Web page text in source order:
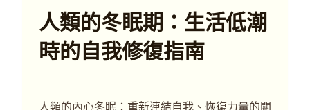
人類的冬眠期：生活低潮
時的自我修復指南
人類的內心冬眠：重新連結自我、恢復力量的關